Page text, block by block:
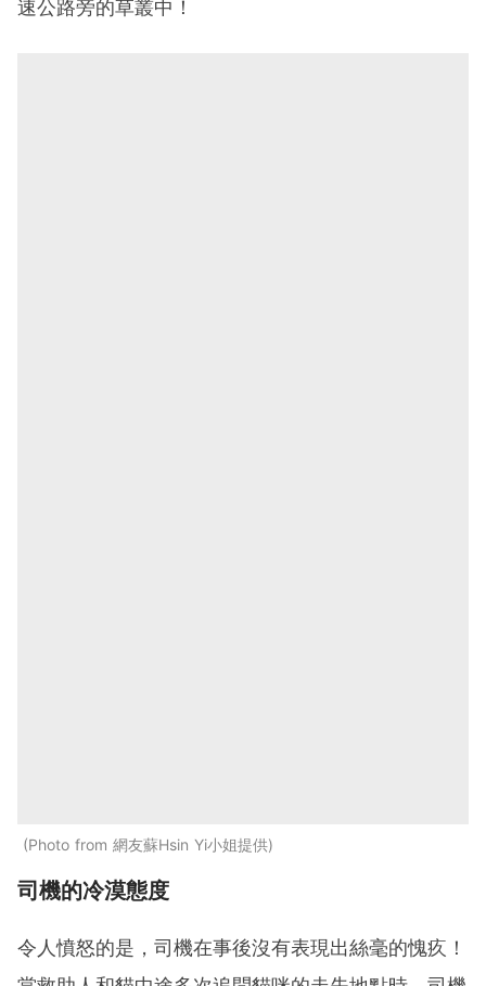
速公路旁的草叢中！
Photo from 網友蘇Hsin Yi小姐提供
司機的冷漠態度
令人憤怒的是，司機在事後沒有表現出絲毫的愧疚！